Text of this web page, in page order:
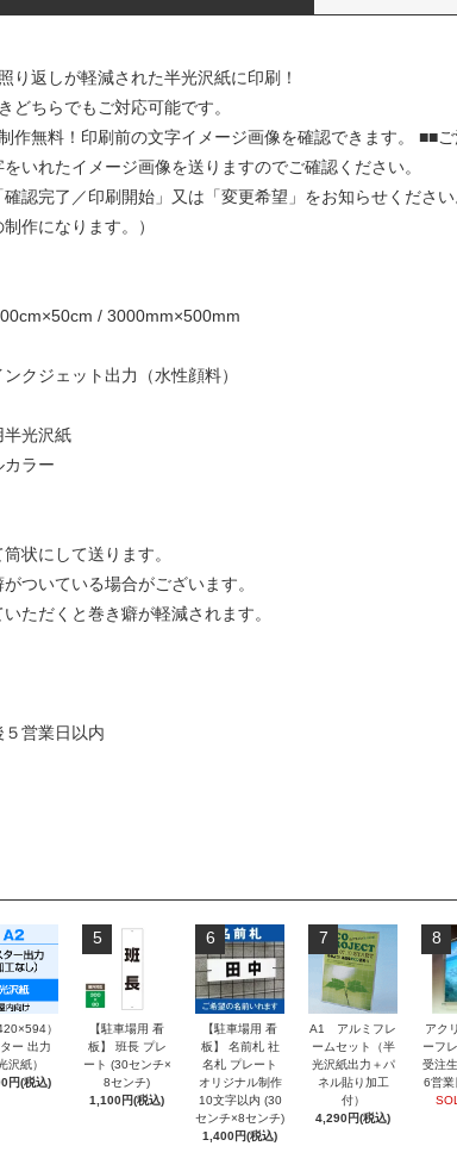
り返しが軽減された半光沢紙に印刷！
どちらでもご対応可能です。
作無料！印刷前の文字イメージ画像を確認できます。 ■■
をいれたイメージ画像を送りますのでご確認ください。
確認完了／印刷開始」又は「変更希望」をお知らせください
制作になります。）
/ 3000mm×500mm
ンクジェット出力（水性顔料）
半光沢紙
カラー
状にして送ります。
ついている場合がございます。
ただくと巻き癖が軽減されます。
５営業日以内
）
ー 出力
沢紙）
円(税込)
5
【駐車場用 看
板】 班長 プレ
ート (30センチ×
8センチ)
1,100円(税込)
6
【駐車場用 看
板】 名前札 社
名札 プレート
オリジナル制作
10文字以内 (30
センチ×8センチ)
1,400円(税込)
7
A1 アルミフレ
ームセット（半
光沢紙出力＋パ
ネル貼り加工
付）
4,290円(税込)
8
アク
ーフ
受注
6営業